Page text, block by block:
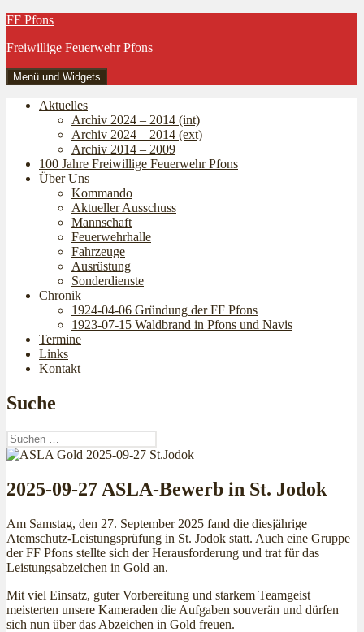
Zum
springen
FF Pfons
Freiwillige Feuerwehr Pfons
Menü und Widgets
Aktuelles
Archiv 2024 – 2014 (int)
Archiv 2024 – 2014 (ext)
Archiv 2014 – 2009
100 Jahre Freiwillige Feuerwehr Pfons
Über Uns
Kommando
Aktueller Ausschuss
Mannschaft
Feuerwehrhalle
Fahrzeuge
Ausrüstung
Sonderdienste
Chronik
1924-04-06 Gründung der FF Pfons
1923-07-15 Waldbrand in Pfons und Navis
Termine
Links
Kontakt
Suche
Suchen
nach:
2025-09-27 ASLA-Bewerb in St. Jodok
Am Samstag, den 27. September 2025 fand die diesjährige
Atemschutz-Leistungsprüfung in St. Jodok statt. Auch eine Gruppe
der FF Pfons stellte sich der Herausforderung und trat für das
Leistungsabzeichen in Gold an.
Mit viel Einsatz, guter Vorbereitung und starkem Teamgeist
meisterten unsere Kameraden die Aufgaben souverän und dürfen
sich nun über das Abzeichen in Gold freuen.